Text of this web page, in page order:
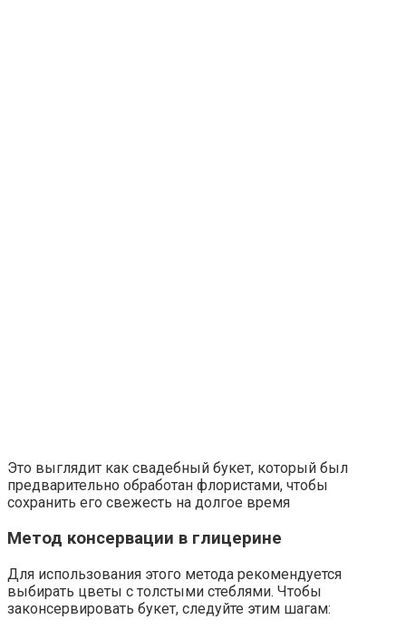
Это выглядит как свадебный букет, который был
предварительно обработан флористами, чтобы
сохранить его свежесть на долгое время
Метод консервации в глицерине
Для использования этого метода рекомендуется
выбирать цветы с толстыми стеблями. Чтобы
законсервировать букет, следуйте этим шагам: